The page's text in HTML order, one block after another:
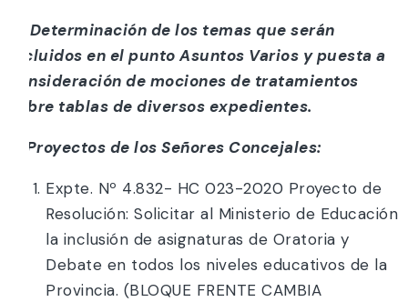
e) Determinación de los temas que serán
incluidos en el punto Asuntos Varios y puesta a
consideración de mociones de tratamientos
sobre tablas de diversos expedientes.
f) Proyectos de los Señores Concejales:
Expte. Nº 4.832- HC 023-2020 Proyecto de
Resolución: Solicitar al Ministerio de Educación
la inclusión de asignaturas de Oratoria y
Debate en todos los niveles educativos de la
Provincia. (BLOQUE FRENTE CAMBIA